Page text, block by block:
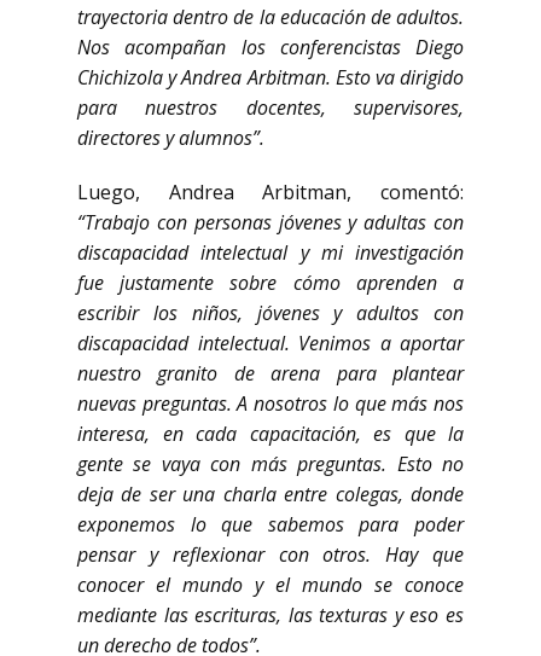
trayectoria dentro de la educación de adultos.
Nos acompañan los conferencistas Diego
Chichizola y Andrea Arbitman. Esto va dirigido
para nuestros docentes, supervisores,
directores y alumnos”.
Luego, Andrea Arbitman, comentó:
“Trabajo con personas jóvenes y adultas con
discapacidad intelectual y mi investigación
fue justamente sobre cómo aprenden a
escribir los niños, jóvenes y adultos con
discapacidad intelectual. Venimos a aportar
nuestro granito de arena para plantear
nuevas preguntas. A nosotros lo que más nos
interesa, en cada capacitación, es que la
gente se vaya con más preguntas. Esto no
deja de ser una charla entre colegas, donde
exponemos lo que sabemos para poder
pensar y reflexionar con otros. Hay que
conocer el mundo y el mundo se conoce
mediante las escrituras, las texturas y eso es
un derecho de todos”.